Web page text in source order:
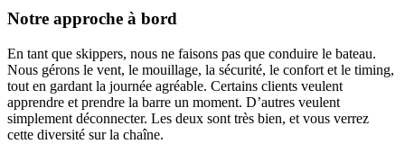
Notre approche à bord
En tant que skippers, nous ne faisons pas que conduire le bateau.
Nous gérons le vent, le mouillage, la sécurité, le confort et le timing,
tout en gardant la journée agréable. Certains clients veulent
apprendre et prendre la barre un moment. D’autres veulent
simplement déconnecter. Les deux sont très bien, et vous verrez
cette diversité sur la chaîne.